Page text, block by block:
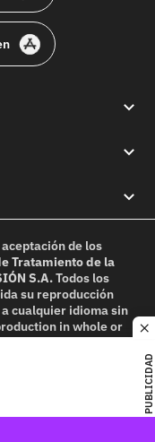
PUBLICIDAD
de los
Tratamiento de la
S.A.Todos los
su reproducción
cualquier idioma sin
in whole or
permission is